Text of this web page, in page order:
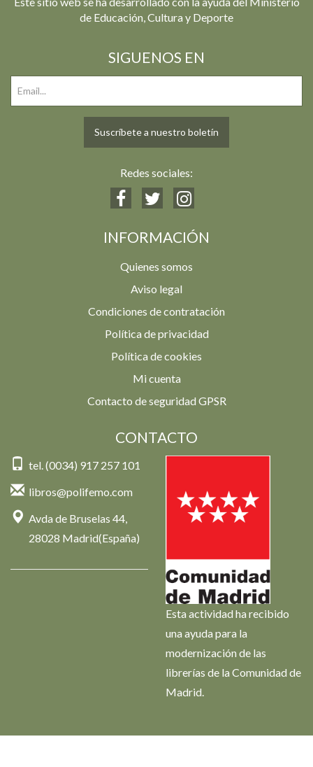
de Educación, Cultura y Deporte
SIGUENOS EN
Suscríbete a nuestro boletín
Redes sociales:
INFORMACIÓN
Quienes somos
Aviso legal
Condiciones de contratación
Política de privacidad
Política de cookies
Mi cuenta
Contacto de seguridad GPSR
CONTACTO
tel. (0034) 917 257 101
libros@polifemo.com
Avda de Bruselas 44,
28028 Madrid(España)
Esta actividad ha recibido
una ayuda para la
modernización de las
librerías de la Comunidad de
Madrid.